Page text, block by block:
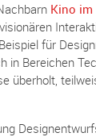
Kino im
für
Bereichen
überholt,